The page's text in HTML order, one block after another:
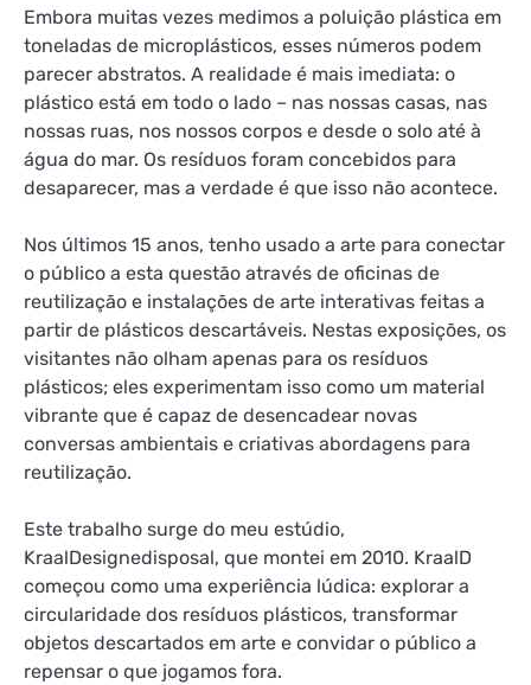
Embora muitas vezes medimos a poluição plástica em
toneladas de microplásticos, esses números podem
parecer abstratos. A realidade é mais imediata: o
plástico está em todo o lado – nas nossas casas, nas
nossas ruas, nos nossos corpos e desde o solo até à
água do mar. Os resíduos foram concebidos para
desaparecer, mas a verdade é que isso não acontece.
Nos últimos 15 anos, tenho usado a arte para conectar
o público a esta questão através de oficinas de
reutilização e instalações de arte interativas feitas a
partir de plásticos descartáveis. Nestas exposições, os
visitantes não olham apenas para os resíduos
plásticos; eles experimentam isso como um material
vibrante que é capaz de desencadear novas
conversas ambientais e criativas abordagens para
reutilização.
Este trabalho surge do meu estúdio,
KraalDesignedisposal, que montei em 2010. KraalD
começou como uma experiência lúdica: explorar a
circularidade dos resíduos plásticos, transformar
objetos descartados em arte e convidar o público a
repensar o que jogamos fora.